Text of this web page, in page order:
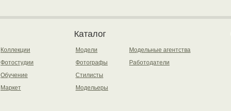
Коллекции
Фотостудии
Обучение
Маркет
Каталог
Модели
Фотографы
Стилисты
Модельеры
Модельные агентства
Работодатели